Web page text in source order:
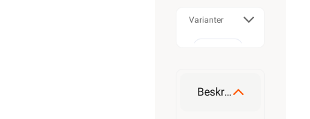
Varianter
Beskrivelse